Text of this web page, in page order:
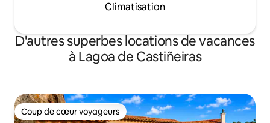
Climatisation
D'autres superbes locations de vacances
à Lagoa de Castiñeiras
Coup de cœur voyageurs
Coup de cœur voyageurs